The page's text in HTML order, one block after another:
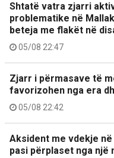
Shtatë vatra zjarri
problematike në
beteja me flakët në
05/08 22:47
Zjarr i përmasave të
favorizohen nga era
05/08 22:42
Aksident me vdekje
pasi përplaset nga një